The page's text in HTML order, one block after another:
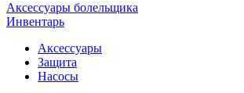
Аксессуары болельщика
Инвентарь
Аксессуары
Защита
Насосы